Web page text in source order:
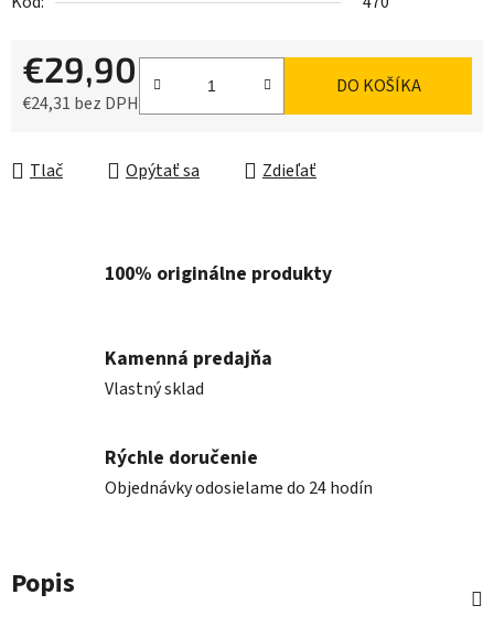
€29,90
€24,31 bez DPH
DO KOŠÍKA
Tlač Opýtať sa Zdieľať
100% originálne produkty
Kamenná predajňa
Vlastný sklad
Rýchle doručenie
Objednávky odosielame do 24 hodín
Popis